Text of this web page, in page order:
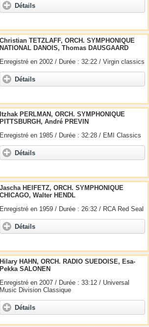
Détails
Christian TETZLAFF, ORCH. SYMPHONIQUE
NATIONAL DANOIS, Thomas DAUSGAARD
Enregistré en 2002 / Durée : 32:22 / Virgin classics
Détails
Itzhak PERLMAN, ORCH. SYMPHONIQUE
PITTSBURGH, André PREVIN
Enregistré en 1985 / Durée : 32:28 / EMI Classics
Détails
Jascha HEIFETZ, ORCH. SYMPHONIQUE
CHICAGO, Walter HENDL
Enregistré en 1959 / Durée : 26:32 / RCA Red Seal
Détails
Hilary HAHN, ORCH. RADIO SUEDOISE, Esa-
Pekka SALONEN
Enregistré en 2007 / Durée : 33:12 / Universal
Music Division Classique
Détails